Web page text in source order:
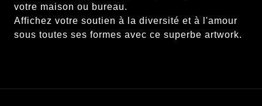
votre maison ou bureau.
Affichez votre soutien à la diversité et à l'amour